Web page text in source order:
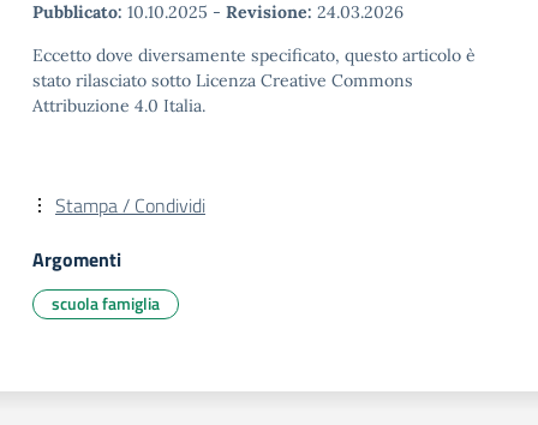
Pubblicato: 10.10.2025 - Revisione: 24.03.2026
Eccetto dove diversamente specificato, questo articolo è
stato rilasciato sotto Licenza Creative Commons
Attribuzione 4.0 Italia.
Stampa / Condividi
Argomenti
scuola famiglia